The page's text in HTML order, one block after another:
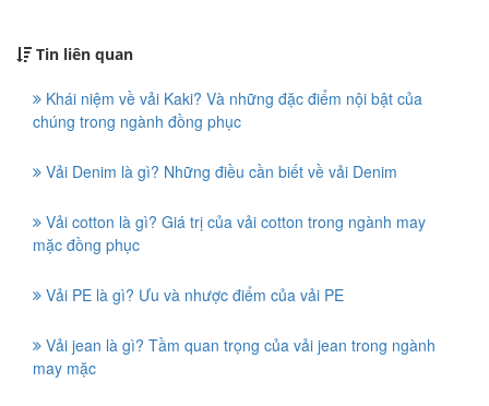
Tin liên quan
Khái niệm về vải Kaki? Và những đặc điểm nội bật của
chúng trong ngành đồng phục
Vải Denim là gì? Những điều cần biết về vải Denim
Vải cotton là gì? Giá trị của vải cotton trong ngành may
mặc đồng phục
Vải PE là gì? Ưu và nhược điểm của vải PE
Vải jean là gì? Tầm quan trọng của vải jean trong ngành
may mặc